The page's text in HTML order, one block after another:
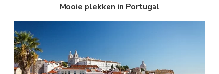
Mooie plekken in Portugal